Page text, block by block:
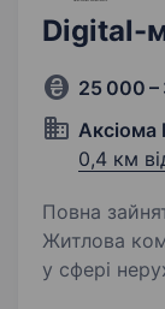
Digital-
25 000 –
Аксіома
0,4 км
Повна
Житлова
у сфері